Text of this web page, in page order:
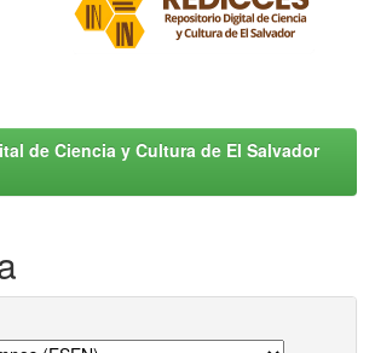
de Ciencia y Cultura de El Salvador